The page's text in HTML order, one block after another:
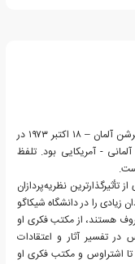
لئو اشتراوس (Leo Strauss)‏ (۲۰ سپتامبر ۱۸۹۹ در کیرشن آلمان – ۱۸ اکتبر ۱۹۷۳ در
- آمریکایی بود. تلفظ
تأثیرگذارترین نظریه‌پردازان
را در دانشگاه شیکاگو
هستند، از مکتب فکری او
در تفسیر آثار و اعتقادات
تا اشتراوس و مکتب فکری او